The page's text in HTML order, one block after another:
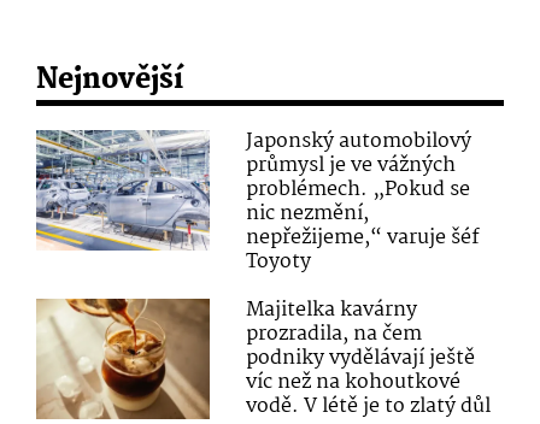
Nejnovější
Japonský automobilový
průmysl je ve vážných
problémech. „Pokud se
nic nezmění,
nepřežijeme,“ varuje šéf
Toyoty
Majitelka kavárny
prozradila, na čem
podniky vydělávají ještě
víc než na kohoutkové
vodě. V létě je to zlatý důl